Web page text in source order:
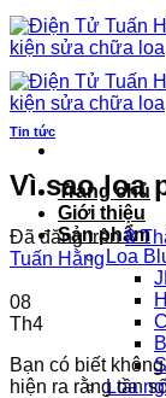
Chuyển
đến
nội
dung
Trang chủ
Giới thiệu
Sản phẩm
Loa
Loa
Tin tức
Vì sao loa
Đã đăng trên8
Tuấn Hằng
08
Th4
Bạn có biết
hiện ra rằng tần